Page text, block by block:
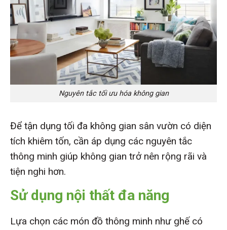
Nguyên tắc tối ưu hóa không gian
Để tận dụng tối đa không gian sân vườn có diện
tích khiêm tốn, cần áp dụng các nguyên tắc
thông minh giúp không gian trở nên rộng rãi và
tiện nghi hơn.
Sử dụng nội thất đa năng
Lựa chọn các món đồ thông minh như ghế có